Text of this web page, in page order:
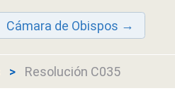
Cámara de Obispos
Resolución C035